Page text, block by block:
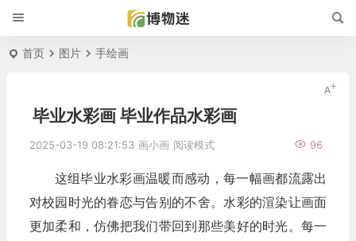
首页 图片 手绘画
毕业水彩画 毕业作品水彩画
2025-03-19 08:21:53 画小画 96
阅读模式
这组毕业水彩画温暖而感动，每一幅画都流露出
对校园时光的眷恋与告别的不舍。水彩的渲染让画面
更加柔和，仿佛把我们带回到那些美好的时光。每一